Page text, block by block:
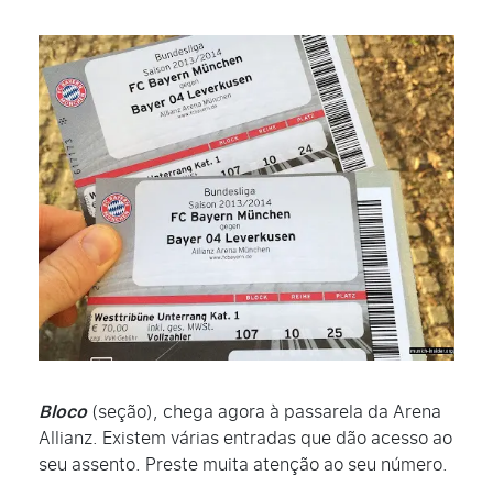
Bloco(seção), chega agora à passarela da Arena
Allianz. Existem várias entradas que dão acesso ao
seu assento. Preste muita atenção ao seu número.